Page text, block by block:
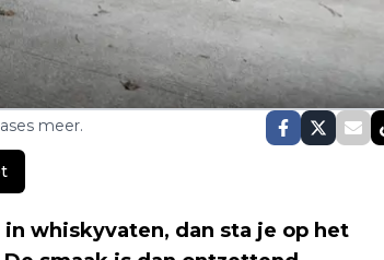
meer.
whiskyvaten, dan sta je op het